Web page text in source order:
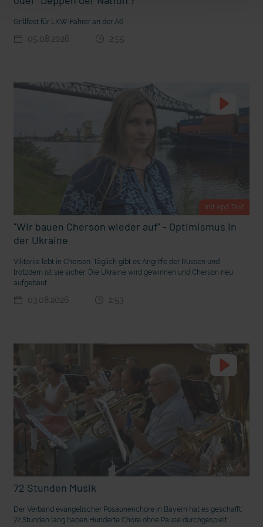
Ostern erleben wie vor 2000 Jahren in Jerusalem
deutsche Sprache? Vorhang auf für Kinderzirkus Giovanni
Grillfest für LKW-Fahrer an der A6
05.08.2026 2:55
mit epd Text
"Wir bauen Cherson wieder auf" - Optimismus in
der Ukraine
Viktoriia lebt in Cherson. Täglich gibt es Angriffe der Russen und
trotzdem ist sie sicher: Die Ukraine wird gewinnen und Cherson neu
aufgebaut.
03.08.2026 2:53
72 Stunden Musik
Der Verband evangelischer Posaunenchöre in Bayern hat es geschafft:
72 Stunden lang haben Hunderte Chöre ohne Pause durchgespielt: